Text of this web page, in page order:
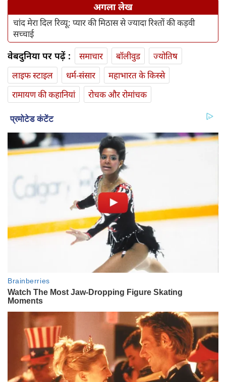
अगला लेख
चांद मेरा दिल रिव्यू: प्यार की मिठास से ज्यादा रिश्तों की कड़वी
सच्चाई
वेबदुनिया पर पढ़ें : समाचार बॉलीवुड
ज्योतिष
लाइफ स्‍टाइल
धर्म-संसार
महाभारत के किस्से
रामायण की कहानियां
रोचक और रोमांचक